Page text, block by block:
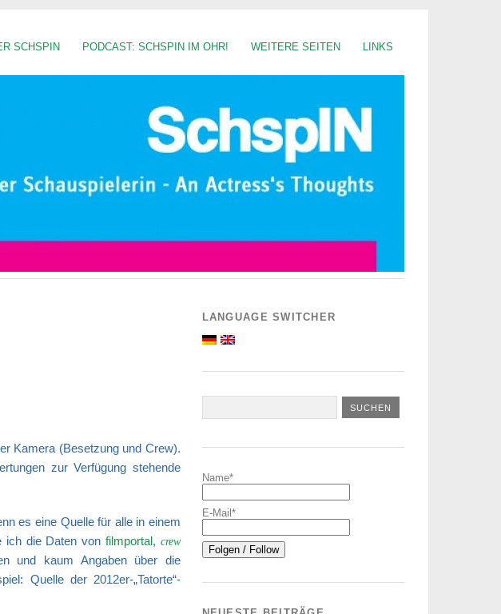
SCHSPIN PODCAST: SCHSPIN IM OHR! WEITERE SEITEN LINKS
Kamera (Besetzung und Crew).
zur Verfügung stehende
es eineQuelle für alle in einem
ich die Daten vonfilmportal, crew
und kaum Angaben über die
Quelle der 2012er-„Tatorte“-
LANGUAGE SWITCHER
Name*
E-Mail*